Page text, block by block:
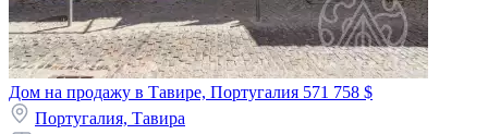
Дом на продажу в Тавире, Португалия 571 758 $
Португалия, Тавира